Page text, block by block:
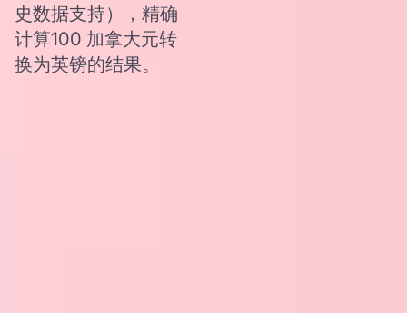
史数据支持），精确
计算100 加拿大元转
换为英镑的结果。